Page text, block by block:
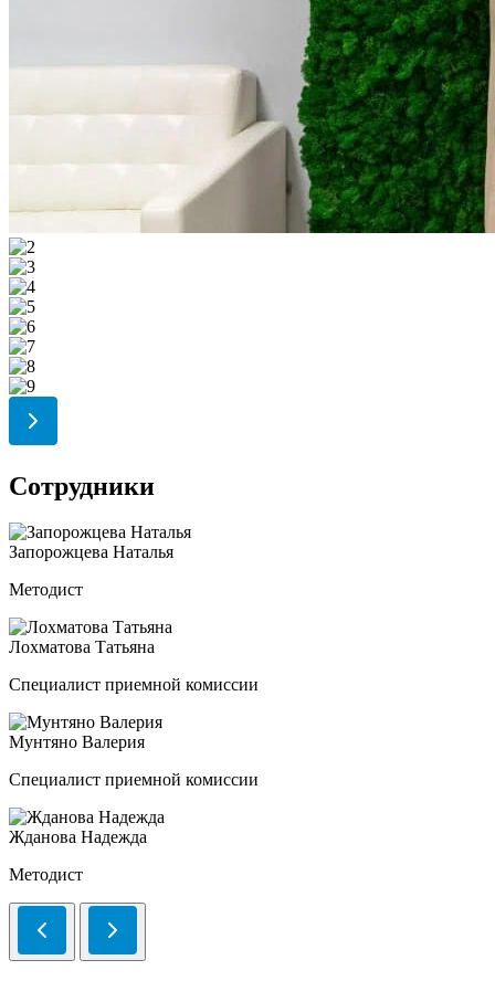
Сотрудники
Запорожцева Наталья
Методист
Лохматова Татьяна
Специалист приемной комиссии
Мунтяно Валерия
Специалист приемной комиссии
Жданова Надежда
Методист